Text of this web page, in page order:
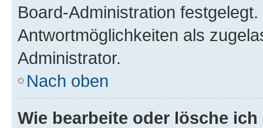
Board-Administration
Antwortmöglichkeiten als
Administrator.
Nach oben
Wie bearbeite oder lösche